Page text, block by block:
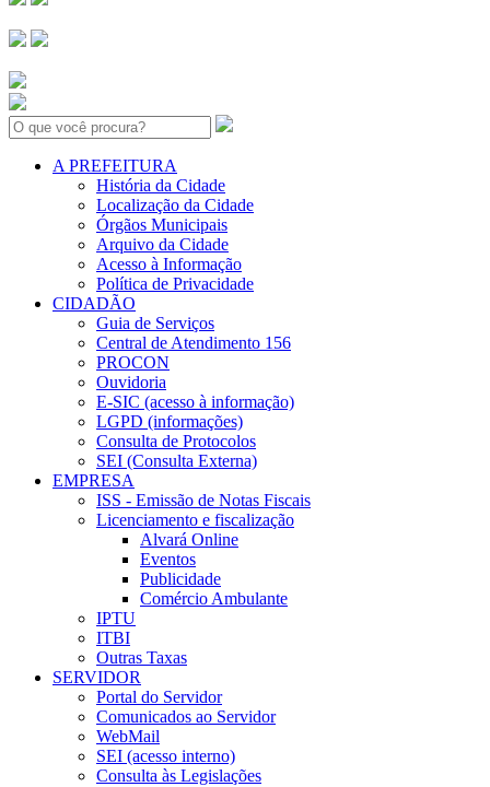
Search:
A PREFEITURA
História da Cidade
Localização da Cidade
Órgãos Municipais
Arquivo da Cidade
Acesso à Informação
Política de Privacidade
CIDADÃO
Guia de Serviços
Central de Atendimento 156
PROCON
Ouvidoria
E-SIC (acesso à informação)
LGPD (informações)
Consulta de Protocolos
SEI (Consulta Externa)
EMPRESA
ISS - Emissão de Notas Fiscais
Licenciamento e fiscalização
Alvará Online
Eventos
Publicidade
Comércio Ambulante
IPTU
ITBI
Outras Taxas
SERVIDOR
Portal do Servidor
Comunicados ao Servidor
WebMail
SEI (acesso interno)
Consulta às Legislações